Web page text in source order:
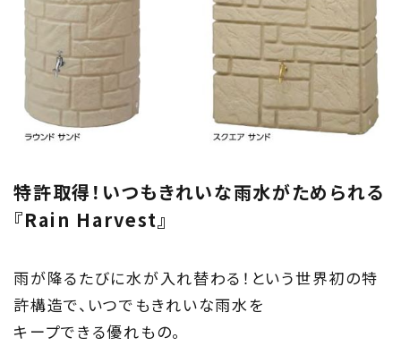
特許取得！いつもきれいな雨水がためられる
『Rain Harvest』
雨が降るたびに水が入れ替わる！という世界初の特
許構造で、いつでもきれいな雨水を
キープできる優れもの。